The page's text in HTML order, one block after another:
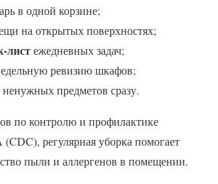
в одной корзине;
на открытых поверхностях;
листежедневных задач;
ревизию шкафов;
ненужных предметов сразу.
по контролю и профилактике
регулярная уборка помогает
пыли и аллергенов в помещении.